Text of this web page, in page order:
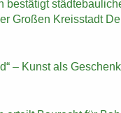
be­stä­tigt
Gro­ßen Kreis­stadt
– Kunst als